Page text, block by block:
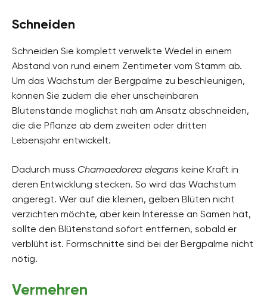
Schneiden
Schneiden Sie komplett verwelkte Wedel in einem
Abstand von rund einem Zentimeter vom Stamm ab.
Um das Wachstum der Bergpalme zu beschleunigen,
können Sie zudem die eher unscheinbaren
Blütenstände möglichst nah am Ansatz abschneiden,
die die Pflanze ab dem zweiten oder dritten
Lebensjahr entwickelt.
Dadurch muss Chamaedorea elegans keine Kraft in
deren Entwicklung stecken. So wird das Wachstum
angeregt. Wer auf die kleinen, gelben Blüten nicht
verzichten möchte, aber kein Interesse an Samen hat,
sollte den Blütenstand sofort entfernen, sobald er
verblüht ist. Formschnitte sind bei der Bergpalme nicht
nötig.
Vermehren